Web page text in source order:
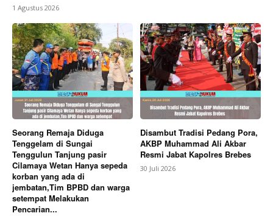
1 Agustus 2026
Seorang Remaja Diduga
Tenggelam di Sungai
Tenggulun Tanjung pasir
Cilamaya Wetan Hanya sepeda
korban yang ada di
jembatan,Tim BPBD dan warga
setempat Melakukan
Pencarian...
Disambut Tradisi Pedang Pora,
AKBP Muhammad Ali Akbar
Resmi Jabat Kapolres Brebes
30 Juli 2026